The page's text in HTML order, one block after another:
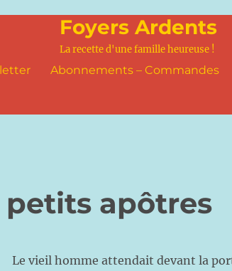
Foyers Ardents
La recette d'une famille heureuse !
Abonnements – Commandes
petits apôtres
Le vieil homme attendait devant la